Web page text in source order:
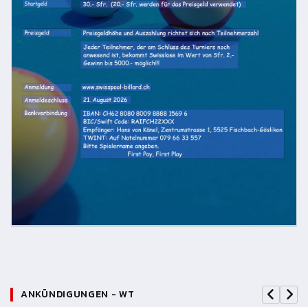
ANKÜNDIGUNGEN - WT